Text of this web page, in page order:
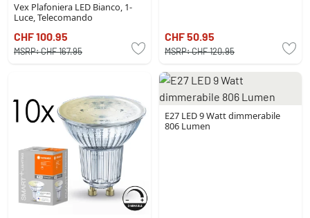
Vex Plafoniera LED Bianco, 1-
Luce, Telecomando
CHF 100.95
MSRP:CHF 167.95
CHF 50.95
MSRP:CHF 120.95
E27 LED 9 Watt dimmerabile
806 Lumen